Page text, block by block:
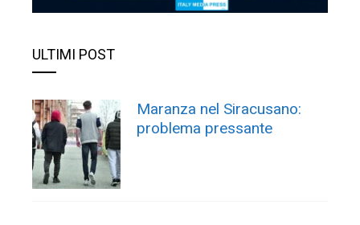
ULTIMI POST
Maranza nel Siracusano:
problema pressante